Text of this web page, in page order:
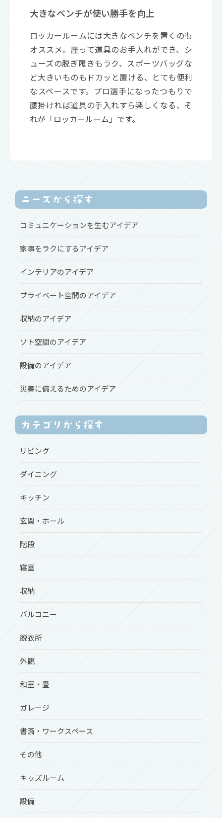
コミュニケーションを生むアイデア
家事をラクにするアイデア
インテリアのアイデア
プライベート空間のアイデア
収納のアイデア
ソト空間のアイデア
設備のアイデア
災害に備えるためのアイデア
リビング
ダイニング
キッチン
玄関・ホール
階段
寝室
収納
バルコニー
脱衣所
外観
和室・畳
ガレージ
書斎・ワークスペース
その他
キッズルーム
設備
大きなベンチが使い勝手を向上
ロッカールームには大きなベンチを置くのも
オススメ。座って道具のお手入れができ、シ
ューズの脱ぎ履きもラク、スポーツバッグな
ど大きいものもドカッと置ける、とても便利
なスペースです。プロ選手になったつもりで
腰掛ければ道具の手入れすら楽しくなる、そ
れが「ロッカールーム」です。